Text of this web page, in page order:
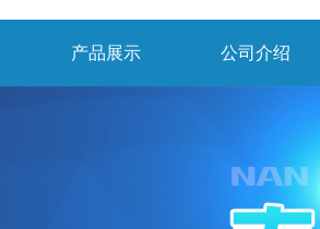
产品展示 公司介绍